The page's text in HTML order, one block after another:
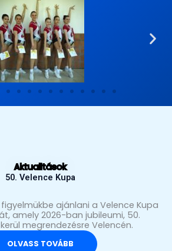
Aktualitások
50. Velence Kupa
ajánlani a Velence Kupa
amely 2026-ban jubileumi, 50.
megrendezésre Velencén.
OLVASS TOVÁBB